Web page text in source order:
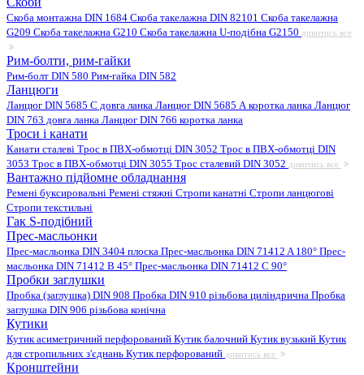
Скоба монтажна DIN 1684 Скоба такелажна DIN 82101 Скоба такелажна
G209 Скоба такелажна G210 Скоба такелажна U-подібна G2150 дивитись все
Рим-болти, рим-гайки
Рим-болт DIN 580 Рим-гайка DIN 582
Ланцюги
Ланцюг DIN 5685 C довга ланка Ланцюг DIN 5685 А коротка ланка Ланцюг
DIN 763 довга ланка Ланцюг DIN 766 коротка ланка
Троси і канати
Канати сталеві Трос в ПВХ-обмотці DIN 3052 Трос в ПВХ-обмотці DIN
3053 Трос в ПВХ-обмотці DIN 3055 Трос сталевий DIN 3052 дивитись все
Вантажно підйомне обладнання
Ремені буксировальні Ремені стяжні Стропи канатні Стропи ланцюгові
Стропи текстильні
Гак S-подібний
Прес-масльонки
Прес-масльонка DIN 3404 плоска Прес-масльонка DIN 71412 A 180° Прес-
масльонка DIN 71412 B 45° Прес-масльонка DIN 71412 C 90°
Пробки заглушки
Пробка (заглушка) DIN 908 Пробка DIN 910 різьбова циліндрична Пробка
заглушка DIN 906 різьбова конічна
Кутики
Кутик асиметричний перфорований Кутик балочний Кутик вузький Кутик
для стропильних з'єднань Кутик перфорований дивитись все
Кронштейни